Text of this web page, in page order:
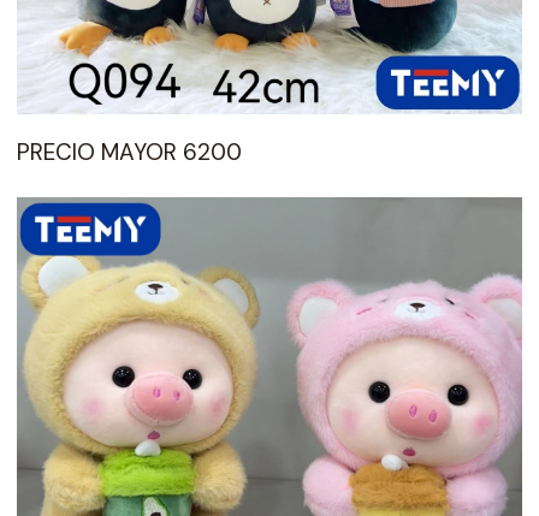
PRECIO MAYOR 6200